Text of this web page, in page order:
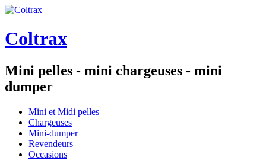
Coltrax
Mini pelles - mini chargeuses - mini
dumper
Mini et Midi pelles
Chargeuses
Mini-dumper
Revendeurs
Occasions